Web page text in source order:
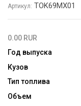
Артикул: TOK69MX01
0.00 RUR
Год выпуска
Кузов
Тип топлива
Объем